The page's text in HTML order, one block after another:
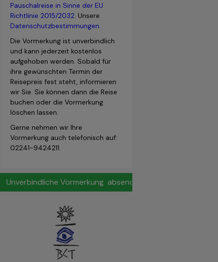
Pauschalreise in Sinne der EU
Richtlinie 2015/2032. Unsere
Datenschutzbestimmungen.
Die Vormerkung ist unverbindlich
und kann jederzeit kostenlos
aufgehoben werden. Sobald für
ihre gewünschten Termin der
Reisepreis fest steht, informieren
wir Sie. Sie können dann die Reise
buchen oder die Vormerkung
löschen lassen.
Gerne nehmen wir Ihre
Vormerkung auch telefonisch auf:
02241-9424211.